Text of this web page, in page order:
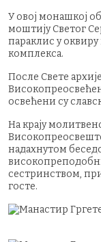
У овој монашкој
моштију Светог
параклис у
комплекса.
После Свете
освећени су
На крају
надахнутом
сестринством,
госте.